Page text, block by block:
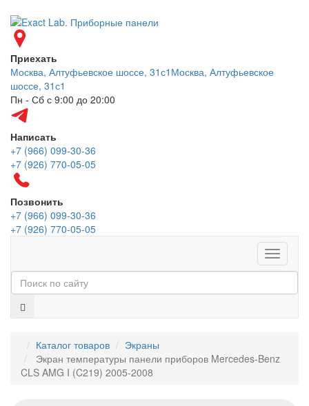
Приехать
Москва, Алтуфьевское шоссе, 31с1 Москва, Алтуфьевское
шоссе, 31с1
Пн - Сб с 9:00 до 20:00
Написать
+7 (966) 099-30-36
+7 (926) 770-05-05
Позвонить
+7 (966) 099-30-36
+7 (926) 770-05-05
Меню
Каталог товаров
Экраны
Экран температуры панели приборов Mercedes-Benz
CLS AMG I (C219) 2005-2008